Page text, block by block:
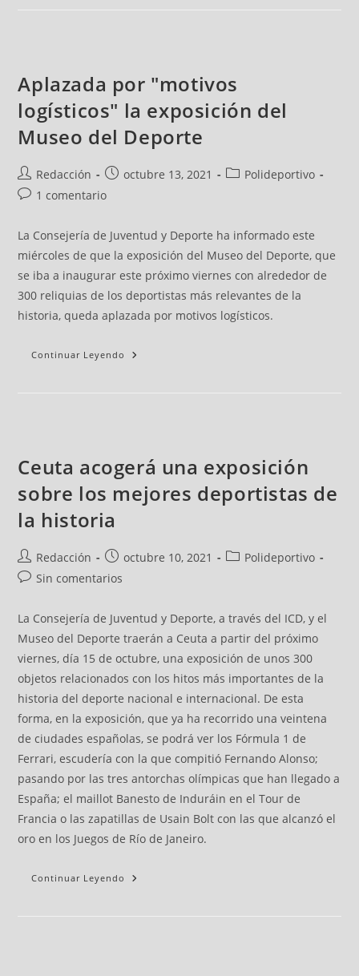
Aplazada por "motivos
logísticos" la exposición del
Museo del Deporte
Redacción octubre 13, 2021
Polideportivo
1 comentario
La Consejería de Juventud y Deporte ha informado este
miércoles de que la exposición del Museo del Deporte, que
se iba a inaugurar este próximo viernes con alrededor de
300 reliquias de los deportistas más relevantes de la
historia, queda aplazada por motivos logísticos.
Continuar Leyendo
Ceuta acogerá una exposición
sobre los mejores deportistas de
la historia
Redacción octubre 10, 2021
Polideportivo
Sin comentarios
La Consejería de Juventud y Deporte, a través del ICD, y el
Museo del Deporte traerán a Ceuta a partir del próximo
viernes, día 15 de octubre, una exposición de unos 300
objetos relacionados con los hitos más importantes de la
historia del deporte nacional e internacional. De esta
forma, en la exposición, que ya ha recorrido una veintena
de ciudades españolas, se podrá ver los Fórmula 1 de
Ferrari, escudería con la que compitió Fernando Alonso;
pasando por las tres antorchas olímpicas que han llegado a
España; el maillot Banesto de Induráin en el Tour de
Francia o las zapatillas de Usain Bolt con las que alcanzó el
oro en los Juegos de Río de Janeiro.
Continuar Leyendo